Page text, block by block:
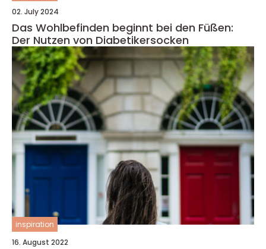
02. July 2024
Das Wohlbefinden beginnt bei den Füßen:
Der Nutzen von Diabetikersocken
inspiration
16. August 2022